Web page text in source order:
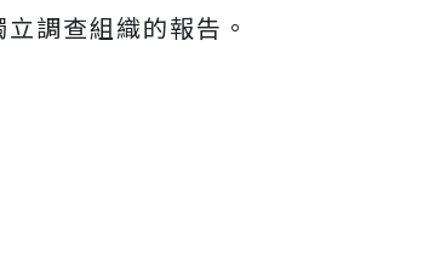
調查組織的報告。